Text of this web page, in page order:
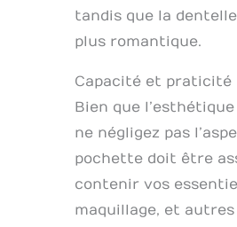
tandis que la
plus romantique.
Capacité et praticité
Bien que
ne négligez pas
pochette doit être
contenir vos
maquillage, et